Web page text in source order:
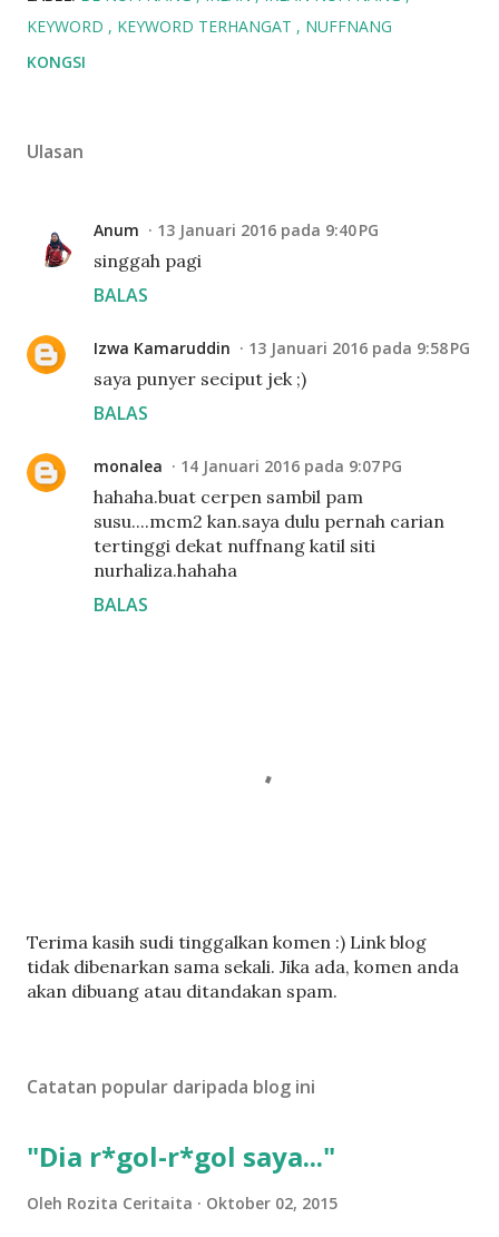
KEYWORD
KEYWORD TERHANGAT
NUFFNANG
KONGSI
Ulasan
Anum 13 Januari 2016 pada 9:40 PG
singgah pagi
BALAS
Izwa Kamaruddin 13 Januari 2016 pada 9:58 PG
saya punyer seciput jek ;)
BALAS
monalea 14 Januari 2016 pada 9:07 PG
hahaha.buat cerpen sambil pam
susu....mcm2 kan.saya dulu pernah carian
tertinggi dekat nuffnang katil siti
nurhaliza.hahaha
BALAS
C
a
t
l
Terima kasih sudi tinggalkan komen :) Link blog
tidak dibenarkan sama sekali. Jika ada, komen anda
akan dibuang atau ditandakan spam.
Catatan popular daripada blog ini
"Dia r*gol-r*gol saya..."
Oleh Rozita Ceritaita Oktober 02, 2015